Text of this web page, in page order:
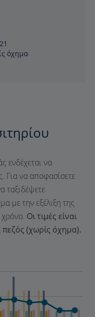
όχημα
ενδέχεται να
Για να αποφασίσετε
ταξιδέψετε
με την εξέλιξη της
χρόνο. Οι τιμές είναι
πεζός (χωρίς όχημα).